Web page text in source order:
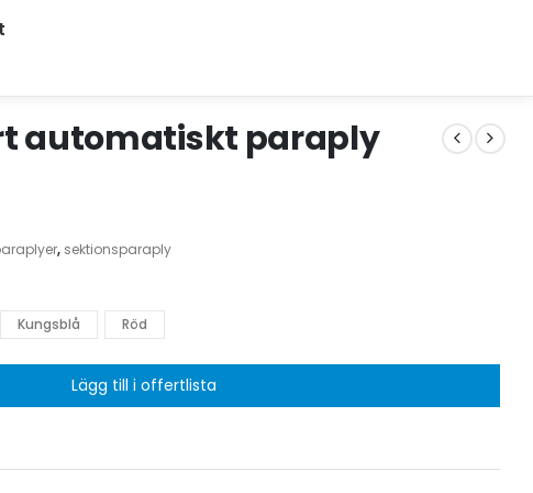
automatiskt paraply
, sektionsparaply
Kungsblå Röd
Lägg till i offertlista